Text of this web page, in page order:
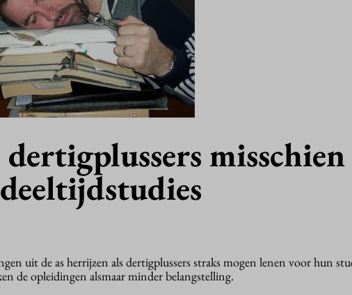
misschien
uit de as herrijzen als dertigplussers straks mogen lenen voor hun
de opleidingen alsmaar minder belangstelling.